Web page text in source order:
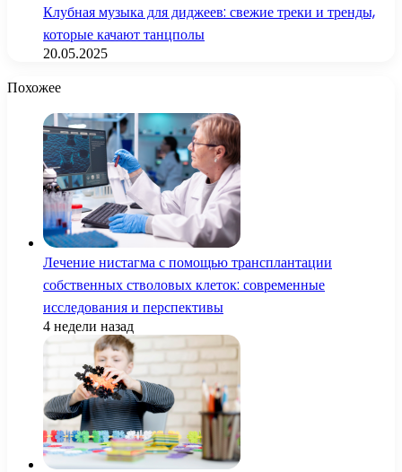
Клубная музыка для диджеев: свежие треки и тренды,
которые качают танцполы
20.05.2025
Похожее
Лечение нистагма с помощью трансплантации
собственных стволовых клеток: современные
исследования и перспективы
4 недели назад